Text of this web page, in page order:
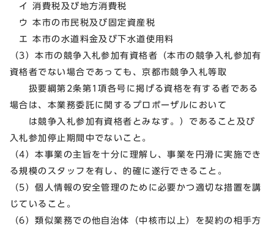
イ 消費税及び地方消費税
ウ 本市の市民税及び固定資産税
エ 本市の水道料金及び下水道使用料
（3）本市の競争入札参加有資格者（本市の競争入札参加有
資格者でない場合であっても、京都市競争入札等取
扱要綱第2条第1項各号に掲げる資格を有する者である
場合は、本業務委託に関するプロポーザルにおいて
は競争入札参加有資格者とみなす。）であること及び
入札参加停止期間中でないこと。
（4）本事業の主旨を十分に理解し、事業を円滑に実施でき
る規模のスタッフを有し、的確に遂行できること。
（5）個人情報の安全管理のために必要かつ適切な措置を講
じていること。
（6）類似業務での他自治体（中核市以上）を契約の相手方